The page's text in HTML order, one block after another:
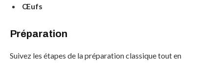
Œufs
Préparation
Suivez les étapes de la préparation classique tout en